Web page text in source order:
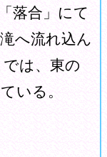
落合」にて
へ流れ込ん
は、東の
いる。